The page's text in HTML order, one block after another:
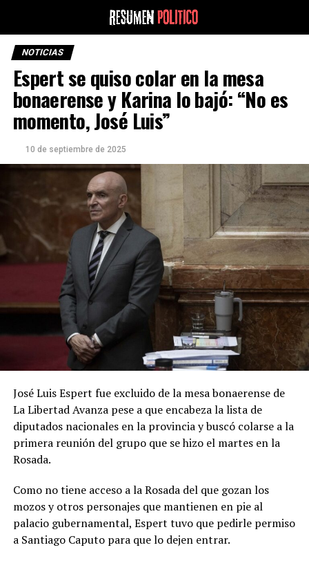
NOTICIAS
Espert se quiso colar en la mesa
bonaerense y Karina lo bajó: “No es
momento, José Luis”
10 de septiembre de 2025
José Luis Espert fue excluido de la mesa bonaerense de
La Libertad Avanza pese a que encabeza la lista de
diputados nacionales en la provincia y buscó colarse a la
primera reunión del grupo que se hizo el martes en la
Rosada.
Como no tiene acceso a la Rosada del que gozan los
mozos y otros personajes que mantienen en pie al
palacio gubernamental, Espert tuvo que pedirle permiso
a Santiago Caputo para que lo dejen entrar.